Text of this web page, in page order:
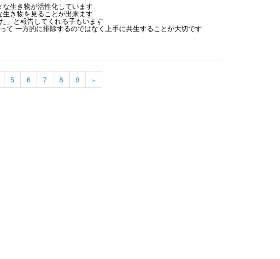
生き物が活性化しています
き物を見ることが出来ます
」と報告してくれる子もいます
て 一方的に排除するのではなく上手に共生することが大切です
5 6 7 8 9 »